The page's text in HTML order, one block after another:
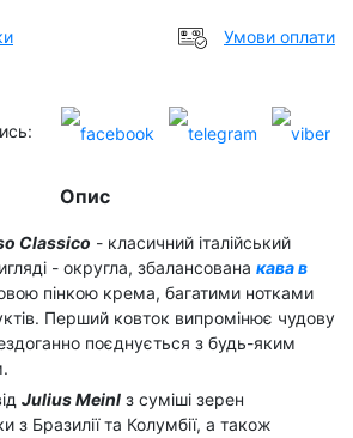
Умови оплати
Опис
Classico - класичний італійський
- округла, збалансована кава в
пінкою крема, багатими нотками
Перший ковток випромінює чудову
поєднується з будь-яким
Julius Meinl з суміші зерен
з Бразилії та Колумбії, а також